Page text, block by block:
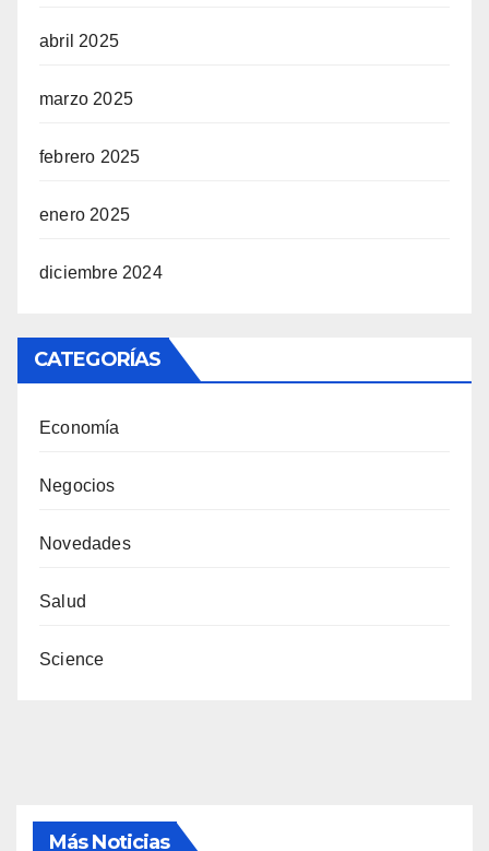
abril 2025
marzo 2025
febrero 2025
enero 2025
diciembre 2024
CATEGORÍAS
Economía
Negocios
Novedades
Salud
Science
Más Noticias